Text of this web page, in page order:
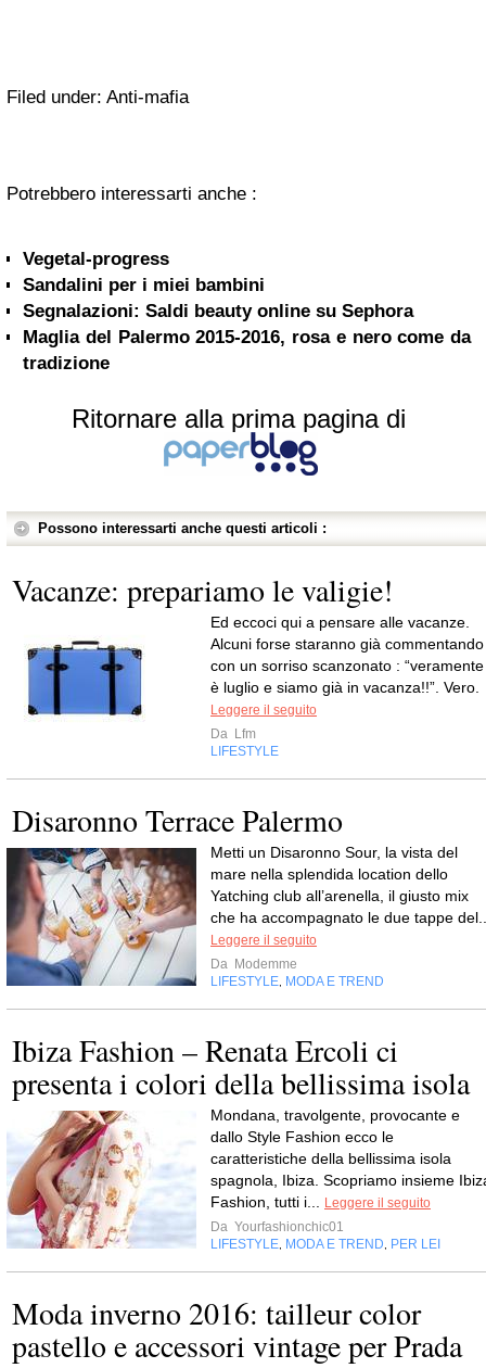
Filed under: Anti-mafia
Potrebbero interessarti anche :
Vegetal-progress
Sandalini per i miei bambini
Segnalazioni: Saldi beauty online su Sephora
Maglia del Palermo 2015-2016, rosa e nero come da
tradizione
Ritornare alla prima pagina di
Possono interessarti anche questi articoli :
Vacanze: prepariamo le valigie!
Ed eccoci qui a pensare alle vacanze.
Alcuni forse staranno già commentando
con un sorriso scanzonato : “veramente
è luglio e siamo già in vacanza!!”. Vero.
Leggere il seguito
Da Lfm
LIFESTYLE
Disaronno Terrace Palermo
Metti un Disaronno Sour, la vista del
mare nella splendida location dello
Yatching club all’arenella, il giusto mix
che ha accompagnato le due tappe
Leggere il seguito
Da Modemme
LIFESTYLE MODA E TREND
Ibiza Fashion – Renata Ercoli ci
presenta i colori della bellissima isola
Mondana, travolgente, provocante e
dallo Style Fashion ecco le
caratteristiche della bellissima isola
spagnola, Ibiza. Scopriamo insieme
Fashion, tutti i...
Leggere il seguito
Da Yourfashionchic01
LIFESTYLE MODA E TREND PER LEI
Moda inverno 2016: tailleur color
pastello e accessori vintage per Prada